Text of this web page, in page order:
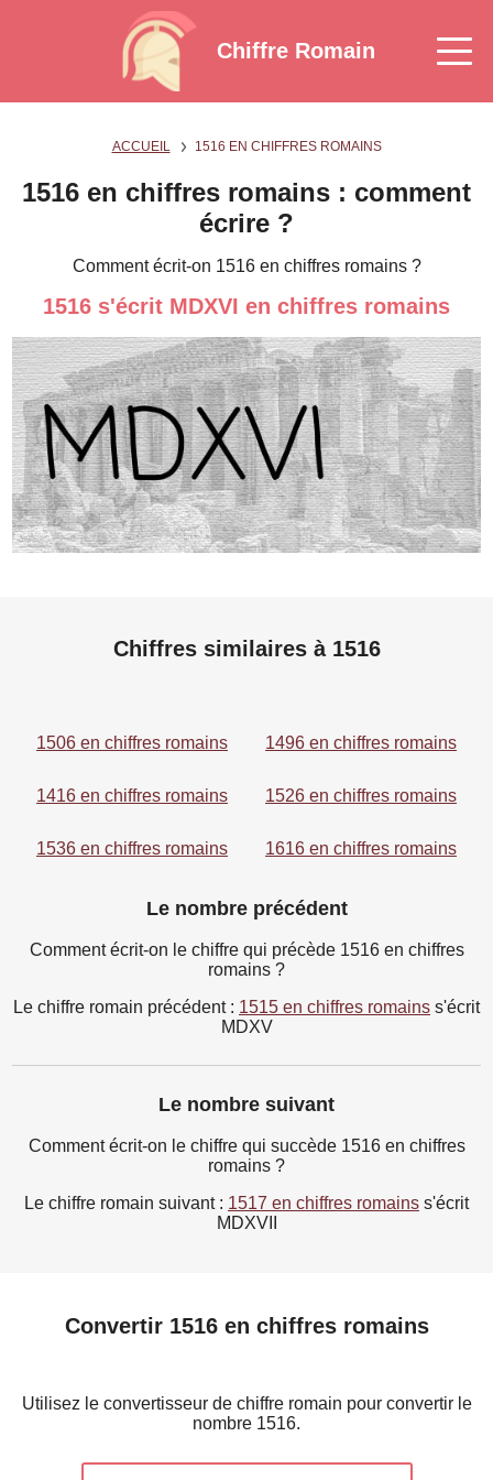
Chiffre Romain
ACCUEIL 1516 EN CHIFFRES ROMAINS
1516 en chiffres romains : comment
écrire ?
Comment écrit-on 1516 en chiffres romains ?
1516 s'écrit MDXVI en chiffres romains
Chiffres similaires à 1516
1506 en chiffres romains 1496 en chiffres romains
1416 en chiffres romains 1526 en chiffres romains
1536 en chiffres romains 1616 en chiffres romains
Le nombre précédent
Comment écrit-on le chiffre qui précède 1516 en chiffres
romains ?
Le chiffre romain précédent : 1515 en chiffres romains s'écrit
MDXV
Le nombre suivant
Comment écrit-on le chiffre qui succède 1516 en chiffres
romains ?
Le chiffre romain suivant : 1517 en chiffres romains s'écrit
MDXVII
Convertir 1516 en chiffres romains
Utilisez le convertisseur de chiffre romain pour convertir le
nombre 1516.